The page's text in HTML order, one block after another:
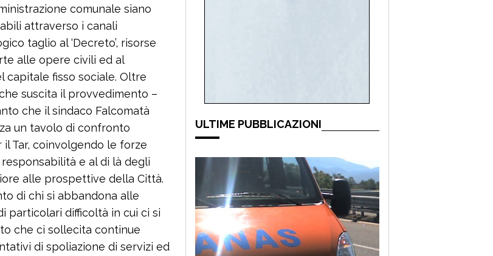
comunale siano
attraverso i canali
taglio al ‘Decreto’, risorse
alle opere civili ed al
capitale fisso sociale. Oltre
suscita il provvedimento –
che il sindaco Falcomatà
un tavolo di confronto
Tar, coinvolgendo le forze
e al di là degli
alle prospettive della Città.
di chi si abbandona alle
particolari difficoltà in cui ci si
che ci sollecita continue
di spoliazione di servizi ed
ULTIME PUBBLICAZIONI